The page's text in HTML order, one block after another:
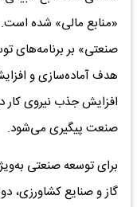
«منابع مالی» شده
صنعتی» بر برنامه‌‌‌های
هدف آماده‌‌‌سازی و
افزایش جذب نیروی
صنعت پیگیری می‌شود.
برای توسعه صنعتی
گاز و صنایع کشاورزی،